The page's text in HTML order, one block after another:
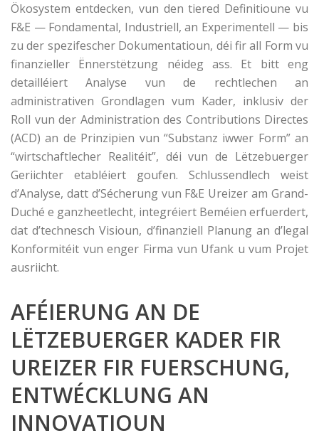
Ökosystem entdecken, vun den tiered Definitioune vu
F&E — Fondamental, Industriell, an Experimentell — bis
zu der spezifescher Dokumentatioun, déi fir all Form vu
finanzieller Ënnerstëtzung néideg ass. Et bitt eng
detailléiert Analyse vun de rechtlechen an
administrativen Grondlagen vum Kader, inklusiv der
Roll vun der Administration des Contributions Directes
(ACD) an de Prinzipien vun “Substanz iwwer Form” an
“wirtschaftlecher Realitéit”, déi vun de Lëtzebuerger
Geriichter etabléiert goufen. Schlussendlech weist
d’Analyse, datt d’Sécherung vun F&E Ureizer am Grand-
Duché e ganzheetlecht, integréiert Beméien erfuerdert,
dat d’technesch Visioun, d’finanziell Planung an d’legal
Konformitéit vun enger Firma vun Ufank u vum Projet
ausriicht.
AFÉIERUNG AN DE
LËTZEBUERGER KADER FIR
UREIZER FIR FUERSCHUNG,
ENTWÉCKLUNG AN
INNOVATIOUN